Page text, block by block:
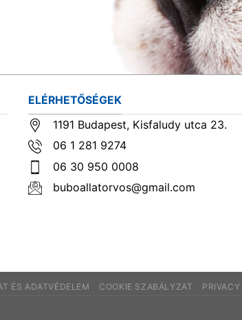
ELÉRHETŐSÉGEK
1191 Budapest, Kisfaludy utca 23.
06 1 281 9274
06 30 950 0008
buboallatorvos@gmail.com
ÉS ADATVÉDELEM COOKIE SZABÁLYZAT